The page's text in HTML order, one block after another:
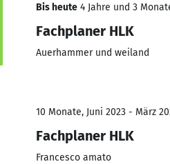
Bis heute 4 Jahre und 3
Fachplaner HLK
Auerhammer und weiland
10 Monate, Juni 2023 - März
Fachplaner HLK
Francesco amato